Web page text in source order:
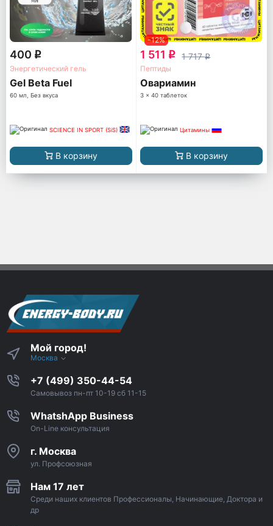
400 q
Энергетический гель
Gel Beta Fuel
60 мл, Без вкуса
SCIENCE IN SPORT (SiS)
В корзину
-12%
1 511 q 1 717q
Пептиды
Овариамин
3 x 40 таблеток
Цитамины
В корзину
Мой город!
Москва
+7 (499) 350-44-54
Самовывоз пн-пт 10-19 сб 11-15
WhatshApp Business
On-Line консультация
г. Москва
ул. Профсоюзная
Нам 17 лет
Среди наших клиентов Профессионалы, Начинающие, Доктора и
др